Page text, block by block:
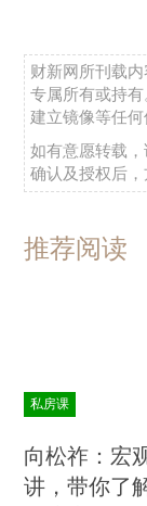
财新网所刊载
专属所有或持
建立镜像等任何
如有意愿转载
确认及授权后，
推荐阅读
私房课
向松祚：宏
讲，带你了